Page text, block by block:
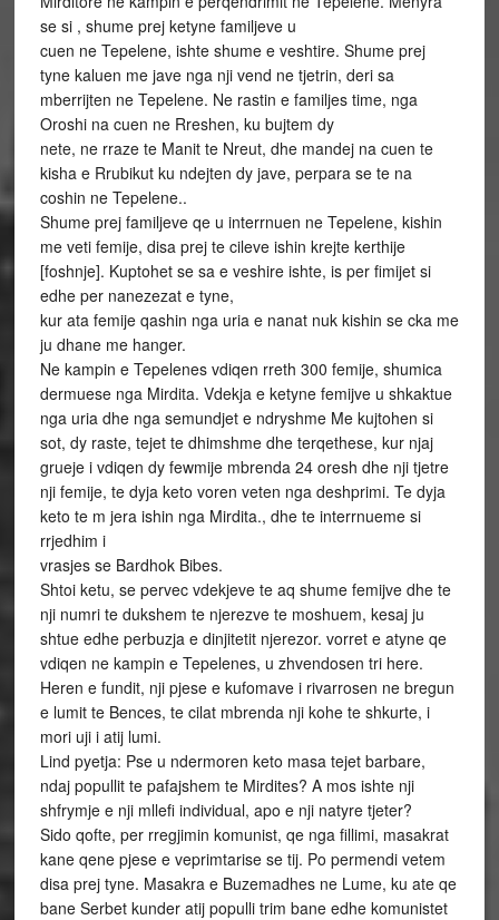
se si , shume prej ketyne familjeve u
cuen ne Tepelene, ishte shume e veshtire. Shume prej
tyne kaluen me jave nga nji vend ne tjetrin, deri sa
mberrijten ne Tepelene. Ne rastin e familjes time, nga
Oroshi na cuen ne Rreshen, ku bujtem dy
nete, ne rraze te Manit te Nreut, dhe mandej na cuen te
kisha e Rrubikut ku ndejten dy jave, perpara se te na
coshin ne Tepelene..
Shume prej familjeve qe u interrnuen ne Tepelene, kishin
me veti femije, disa prej te cileve ishin krejte kerthije
[foshnje]. Kuptohet se sa e veshire ishte, is per fimijet si
edhe per nanezezat e tyne,
kur ata femije qashin nga uria e nanat nuk kishin se cka me
ju dhane me hanger.
Ne kampin e Tepelenes vdiqen rreth 300 femije, shumica
dermuese nga Mirdita. Vdekja e ketyne femijve u shkaktue
nga uria dhe nga semundjet e ndryshme Me kujtohen si
sot, dy raste, tejet te dhimshme dhe terqethese, kur njaj
grueje i vdiqen dy fewmije mbrenda 24 oresh dhe nji tjetre
nji femije, te dyja keto voren veten nga deshprimi. Te dyja
keto te m jera ishin nga Mirdita., dhe te interrnueme si
rrjedhim i
vrasjes se Bardhok Bibes.
Shtoi ketu, se pervec vdekjeve te aq shume femijve dhe te
nji numri te dukshem te njerezve te moshuem, kesaj ju
shtue edhe perbuzja e dinjitetit njerezor. vorret e atyne qe
vdiqen ne kampin e Tepelenes, u zhvendosen tri here.
Heren e fundit, nji pjese e kufomave i rivarrosen ne bregun
e lumit te Bences, te cilat mbrenda nji kohe te shkurte, i
mori uji i atij lumi.
Lind pyetja: Pse u ndermoren keto masa tejet barbare,
ndaj popullit te pafajshem te Mirdites? A mos ishte nji
shfrymje e nji mllefi individual, apo e nji natyre tjeter?
Sido qofte, per rregjimin komunist, qe nga fillimi, masakrat
kane qene pjese e veprimtarise se tij. Po permendi vetem
disa prej tyne. Masakra e Buzemadhes ne Lume, ku ate qe
bane Serbet kunder atij populli trim bane edhe komunistet